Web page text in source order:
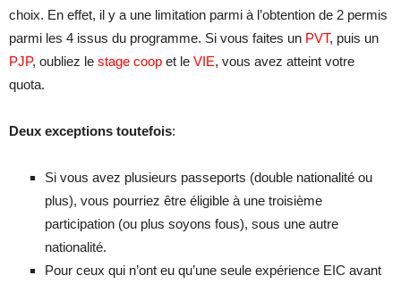
choix. En effet, il y a une limitation parmi à l’obtention de 2 permis
parmi les 4 issus du programme. Si vous faites un PVT, puis un
PJP, oubliez le stage coop et le VIE, vous avez atteint votre
quota.
Deux exceptions toutefois:
Si vous avez plusieurs passeports (double nationalité ou
plus), vous pourriez être éligible à une troisième
participation (ou plus soyons fous), sous une autre
nationalité.
Pour ceux qui n’ont eu qu’une seule expérience EIC avant